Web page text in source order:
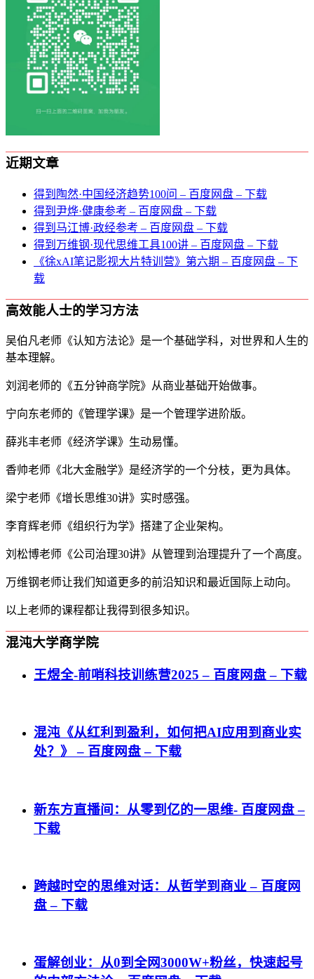
近期文章
得到陶然·中国经济趋势100问 – 百度网盘 – 下载
得到尹烨·健康参考 – 百度网盘 – 下载
得到马江博·政经参考 – 百度网盘 – 下载
得到万维钢·现代思维⼯具100讲 – 百度网盘 – 下载
《徐xAI笔记影视大片特训营》第六期 – 百度网盘 – 下
载
高效能人士的学习方法
吴伯凡老师《认知方法论》是一个基础学科，对世界和人生的
基本理解。
刘润老师的《五分钟商学院》从商业基础开始做事。
宁向东老师的《管理学课》是一个管理学进阶版。
薛兆丰老师《经济学课》生动易懂。
香帅老师《北大金融学》是经济学的一个分枝，更为具体。
梁宁老师《增长思维30讲》实时感强。
李育辉老师《组织行为学》搭建了企业架构。
刘松博老师《公司治理30讲》从管理到治理提升了一个高度。
万维钢老师让我们知道更多的前沿知识和最近国际上动向。
以上老师的课程都让我得到很多知识。
混沌大学商学院
王煜全-前哨科技训练营2025 – 百度网盘 – 下载
混沌《从红利到盈利，如何把AI应用到商业实
处？》 – 百度网盘 – 下载
新东方直播间：从零到亿的一思维- 百度网盘 –
下载
跨越时空的思维对话：从哲学到商业 – 百度网
盘 – 下载
蛋解创业：从0到全网3000W+粉丝，快速起号